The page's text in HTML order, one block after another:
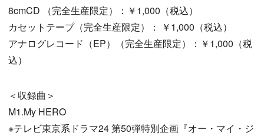
8cmCD （完全生産限定）：￥1,000（税込）
カセットテープ（完全生産限定）： ￥1,000（税込）
アナログレコード（EP）（完全生産限定）：￥1,000（税
込）
＜収録曲＞
M1.My HERO
※テレビ東京系ドラマ24 第50弾特別企画『オー・マイ・ジ